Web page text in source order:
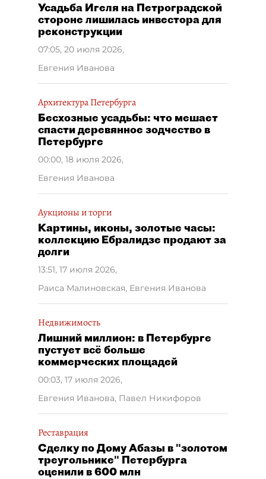
Усадьба Игеля на Петроградской
стороне лишилась инвестора для
реконструкции
07:05, 20 июля 2026,
Евгения Иванова
Архитектура Петербурга
Бесхозные усадьбы: что мешает
спасти деревянное зодчество в
Петербурге
00:00, 18 июля 2026,
Евгения Иванова
Аукционы и торги
Картины, иконы, золотые часы:
коллекцию Ебралидзе продают за
долги
13:51, 17 июля 2026,
Раиса Малиновская, Евгения Иванова
Недвижимость
Лишний миллион: в Петербурге
пустует всё больше
коммерческих площадей
00:03, 17 июля 2026,
Евгения Иванова, Павел Никифоров
Реставрация
Сделку по Дому Абазы в "золотом
треугольнике" Петербурга
оценили в 600 млн